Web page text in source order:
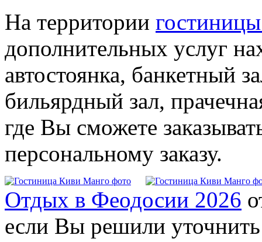
На территории
дополнительных услуг
автостоянка, банкетный
бильярдный зал,
где Вы сможете
персональному заказу.
Отдых в Феодосии 2026
если Вы решили